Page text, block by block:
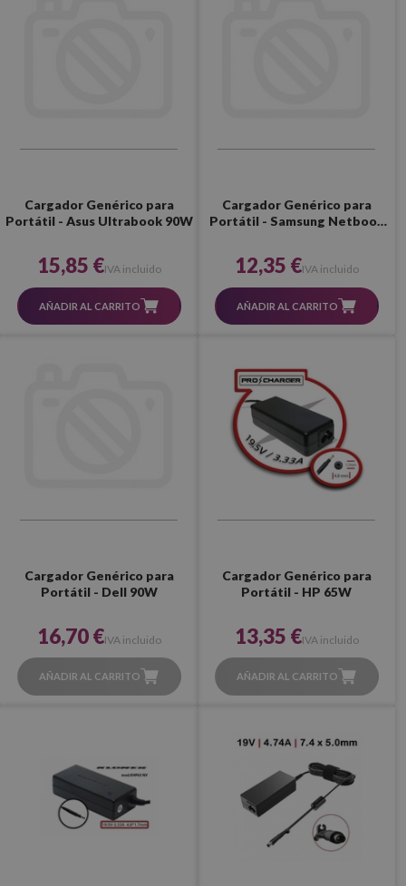
Cargador Genérico para
Portátil - Asus Ultrabook 90W
15,85 €IVA incluido
AÑADIR AL CARRITO
Cargador Genérico para
Portátil - Samsung Netbook
12,35 €IVA incluido
AÑADIR AL CARRITO
Cargador Genérico para
Portátil - Dell 90W
16,70 €IVA incluido
AÑADIR AL CARRITO
Cargador Genérico para
Portátil - HP 65W
13,35 €IVA incluido
AÑADIR AL CARRITO